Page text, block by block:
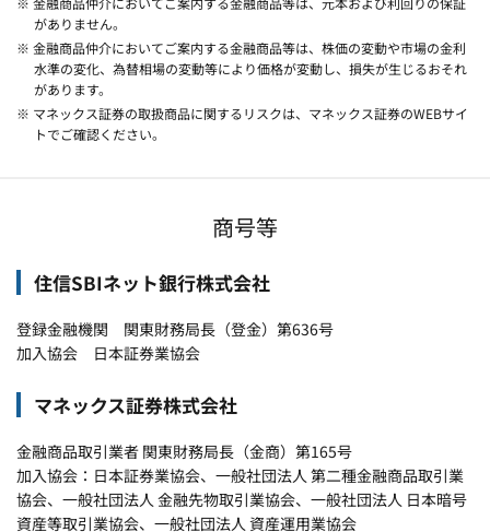
がありません。
※ 金融商品仲介においてご案内する金融商品等は、株価の変動や市場の金利
水準の変化、為替相場の変動等により価格が変動し、損失が生じるおそれ
があります。
※ マネックス証券の取扱商品に関するリスクは、マネックス証券のWEBサイ
トでご確認ください。
商号等
住信SBIネット銀行株式会社
登録金融機関 関東財務局長（登金）第636号
加入協会 日本証券業協会
マネックス証券株式会社
金融商品取引業者 関東財務局長（金商）第165号
加入協会：日本証券業協会、一般社団法人 第二種金融商品取引業
協会、一般社団法人 金融先物取引業協会、一般社団法人 日本暗号
資産等取引業協会、一般社団法人 資産運用業協会